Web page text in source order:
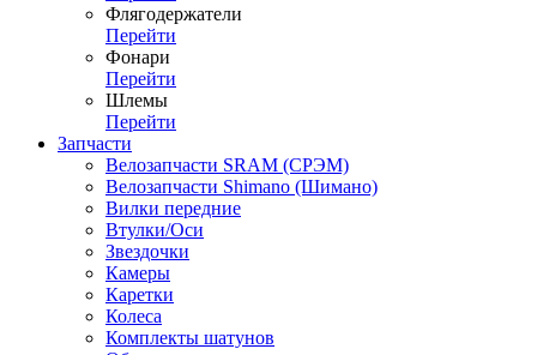
Флягодержатели
Перейти
Фонари
Перейти
Шлемы
Перейти
Запчасти
Велозапчасти SRAM (СРЭМ)
Велозапчасти Shimano (Шимано)
Вилки передние
Втулки/Оси
Звездочки
Камеры
Каретки
Колеса
Комплекты шатунов